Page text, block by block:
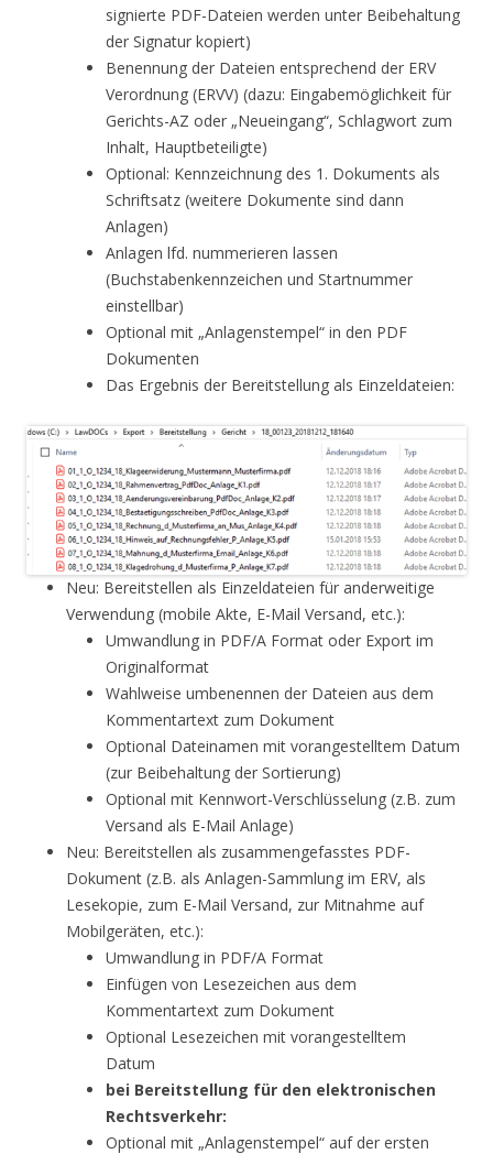
signierte PDF-Dateien werden unter Beibehaltung
der Signatur kopiert)
Benennung der Dateien entsprechend der ERV
Verordnung (ERVV) (dazu: Eingabemöglichkeit für
Gerichts-AZ oder „Neueingang“, Schlagwort zum
Inhalt, Hauptbeteiligte)
Optional: Kennzeichnung des 1. Dokuments als
Schriftsatz (weitere Dokumente sind dann
Anlagen)
Anlagen lfd. nummerieren lassen
(Buchstabenkennzeichen und Startnummer
einstellbar)
Optional mit „Anlagenstempel“ in den PDF
Dokumenten
Das Ergebnis der Bereitstellung als Einzeldateien:
Neu: Bereitstellen als Einzeldateien für anderweitige
Verwendung (mobile Akte, E-Mail Versand, etc.):
Umwandlung in PDF/A Format oder Export im
Originalformat
Wahlweise umbenennen der Dateien aus dem
Kommentartext zum Dokument
Optional Dateinamen mit vorangestelltem Datum
(zur Beibehaltung der Sortierung)
Optional mit Kennwort-Verschlüsselung (z.B. zum
Versand als E-Mail Anlage)
Neu: Bereitstellen als zusammengefasstes PDF-
Dokument (z.B. als Anlagen-Sammlung im ERV, als
Lesekopie, zum E-Mail Versand, zur Mitnahme auf
Mobilgeräten, etc.):
Umwandlung in PDF/A Format
Einfügen von Lesezeichen aus dem
Kommentartext zum Dokument
Optional Lesezeichen mit vorangestelltem
Datum
bei Bereitstellung für den elektronischen
Rechtsverkehr:
Optional mit „Anlagenstempel“ auf der ersten